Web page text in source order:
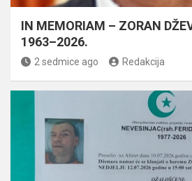
IN MEMORIAM – ZORAN
1963–2026.
2 sedmice ago Redakcija